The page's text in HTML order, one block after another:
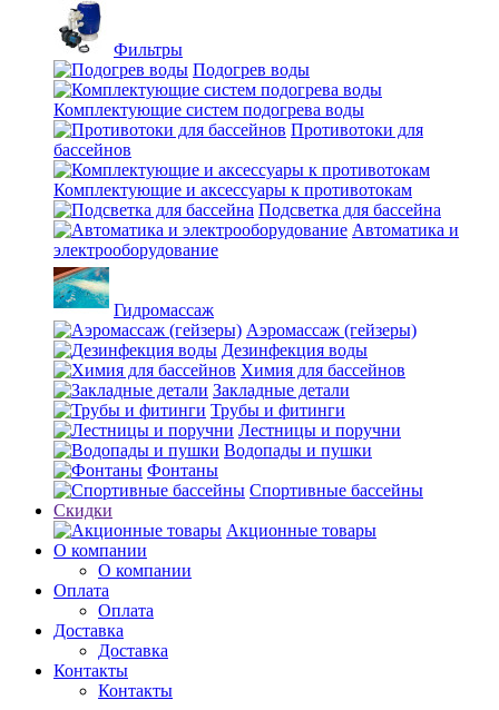
Фильтры
Подогрев воды
Комплектующие систем подогрева воды
Противотоки для
бассейнов
Комплектующие и аксессуары к противотокам
Подсветка для бассейна
Автоматика и
электрооборудование
Гидромассаж
Аэромассаж (гейзеры)
Дезинфекция воды
Химия для бассейнов
Закладные детали
Трубы и фитинги
Лестницы и поручни
Водопады и пушки
Фонтаны
Спортивные бассейны
Скидки
Акционные товары
О компании
О компании
Оплата
Оплата
Доставка
Доставка
Контакты
Контакты